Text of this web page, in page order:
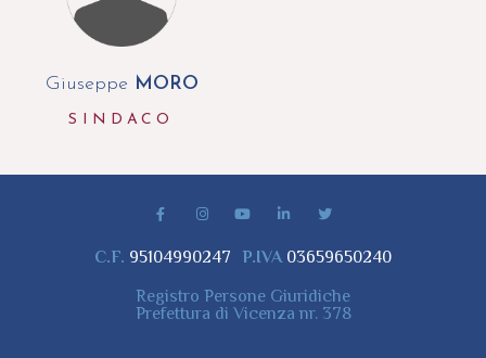
Giuseppe MORO
SINDACO
C.F. 95104990247 P.IVA03659650240
Registro Persone Giuridiche
Prefettura di Vicenza nr. 378